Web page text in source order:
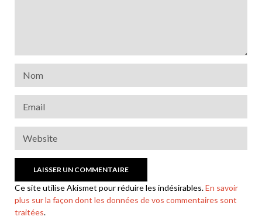
Ce site utilise Akismet pour réduire les indésirables.En savoir
plus sur la façon dont les données de vos commentaires sont
traitées.